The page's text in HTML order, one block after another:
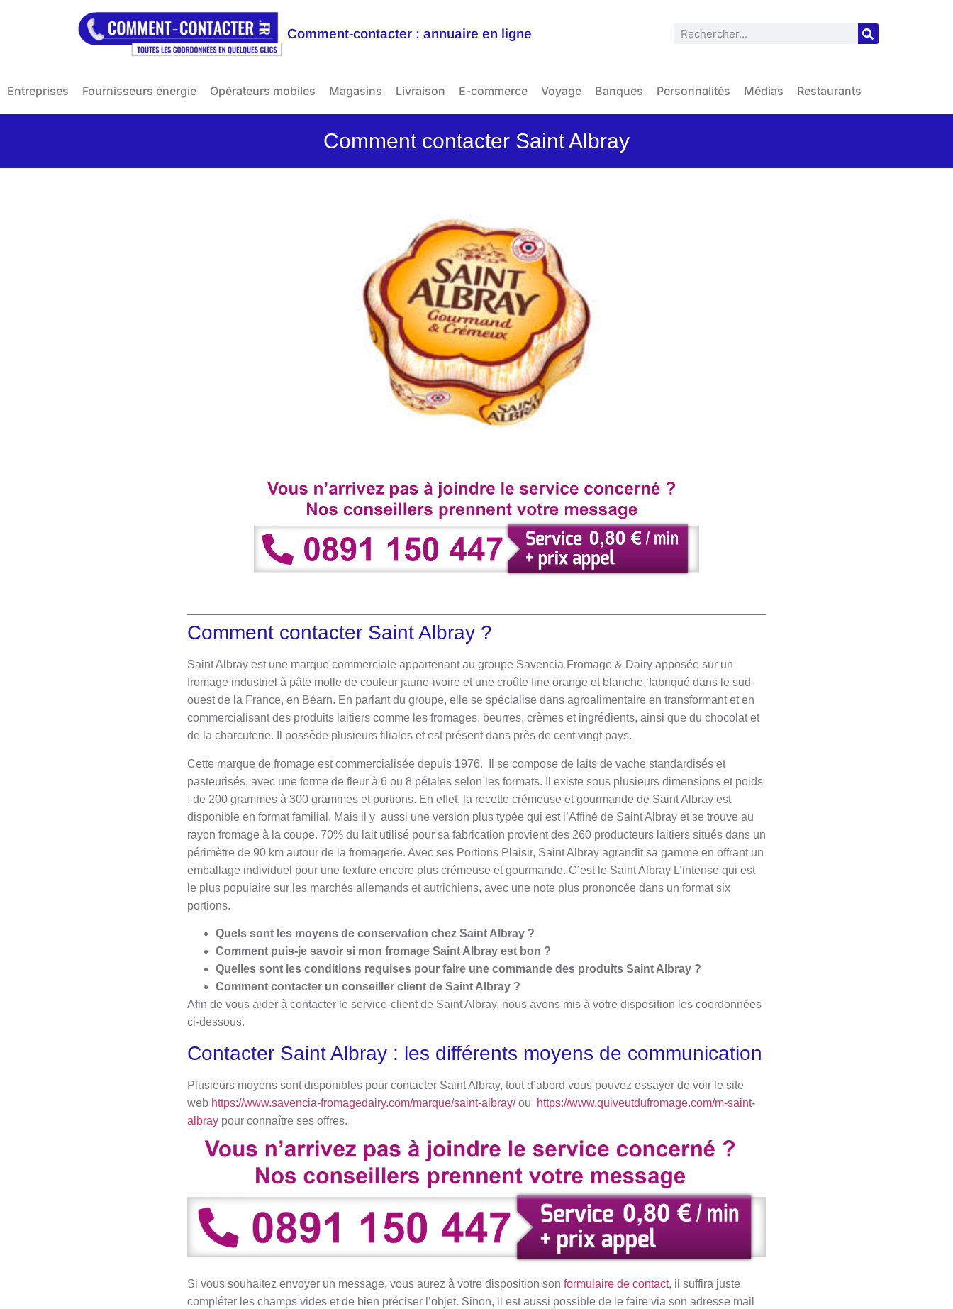
Comment-contacter : annuaire en ligne
Entreprises Fournisseurs énergie Opérateurs mobiles Magasins Livraison E-commerce Voyage Banques Personnalités Médias Restaurants
Comment contacter Saint Albray
Comment contacter Saint Albray ?
Saint Albray est une marque commerciale appartenant au groupe Savencia Fromage & Dairy apposée sur un
fromage industriel à pâte molle de couleur jaune-ivoire et une croûte fine orange et blanche, fabriqué dans le sud-
ouest de la France, en Béarn. En parlant du groupe, elle se spécialise dans agroalimentaire en transformant et en
commercialisant des produits laitiers comme les fromages, beurres, crèmes et ingrédients, ainsi que du chocolat et
de la charcuterie. Il possède plusieurs filiales et est présent dans près de cent vingt pays.
Cette marque de fromage est commercialisée depuis 1976. Il se compose de laits de vache standardisés et
pasteurisés, avec une forme de fleur à 6 ou 8 pétales selon les formats. Il existe sous plusieurs dimensions et poids
: de 200 grammes à 300 grammes et portions. En effet, la recette crémeuse et gourmande de Saint Albray est
disponible en format familial. Mais il y aussi une version plus typée qui est l’Affiné de Saint Albray et se trouve au
rayon fromage à la coupe. 70% du lait utilisé pour sa fabrication provient des 260 producteurs laitiers situés dans un
périmètre de 90 km autour de la fromagerie. Avec ses Portions Plaisir, Saint Albray agrandit sa gamme en offrant un
emballage individuel pour une texture encore plus crémeuse et gourmande. C’est le Saint Albray L’intense qui est
le plus populaire sur les marchés allemands et autrichiens, avec une note plus prononcée dans un format six
portions.
Quels sont les moyens de conservation chez Saint Albray ?
Comment puis-je savoir si mon fromage Saint Albray est bon ?
Quelles sont les conditions requises pour faire une commande des produits Saint Albray ?
Comment contacter un conseiller client de Saint Albray ?
Afin de vous aider à contacter le service-client de Saint Albray, nous avons mis à votre disposition les coordonnées
ci-dessous.
Contacter Saint Albray : les différents moyens de communication
Plusieurs moyens sont disponibles pour contacter Saint Albray, tout d’abord vous pouvez essayer de voir le site
web https://www.savencia-fromagedairy.com/marque/saint-albray/ou
https://www.quiveutdufromage.com/m-saint-
albray pour connaître ses offres.
Si vous souhaitez envoyer un message, vous aurez à votre disposition son formulaire de contact, il suffira juste
compléter les champs vides et de bien préciser l’objet. Sinon, il est aussi possible de le faire via son adresse mail